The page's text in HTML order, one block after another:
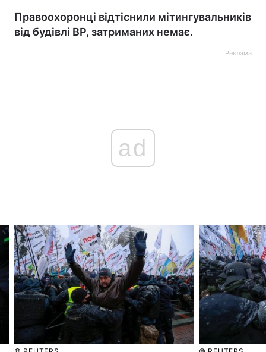
Економіка Світ
Спорт Наука
Техно і зв'язок Лайт
Зброя Інциденти
Туризм
Правоохоронці відтіснили мітингувальників
від будівлі ВР, затриманих немає.
Реклама
ad